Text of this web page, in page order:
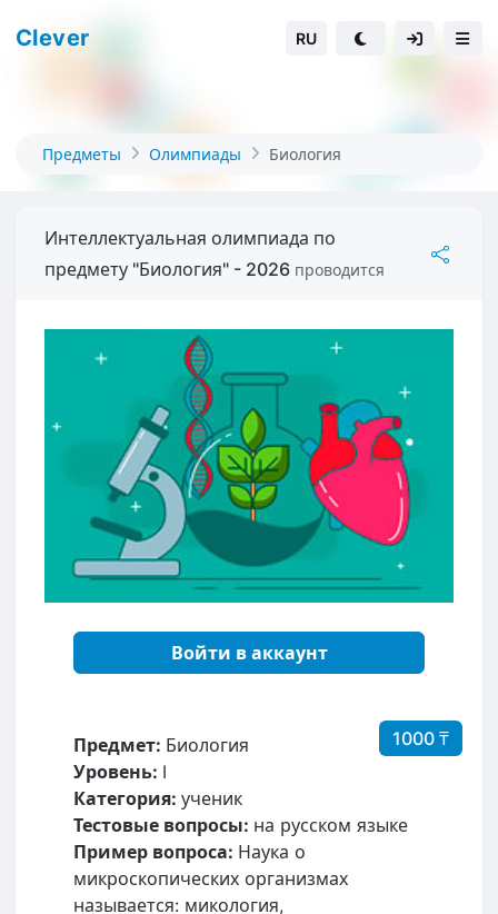
Clever RU
Предметы Олимпиады Биология
Интеллектуальная олимпиада по
предмету "Биология" - 2026 проводится
Войти в аккаунт
1000 ₸
Предмет: Биология
Уровень: I
Категория: ученик
Тестовые вопросы: на русском языке
Пример вопроса: Наука о
микроскопических организмах
называется: микология,